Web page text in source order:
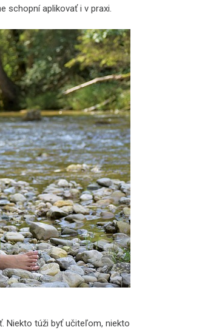
schopní aplikovať i v praxi.
Niekto túži byť učiteľom, niekto